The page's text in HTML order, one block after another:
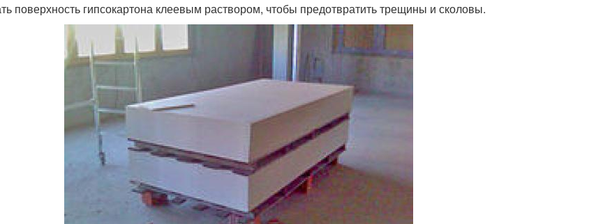
поверхность гипсокартона клеевым раствором, чтобы предотвратить трещины и сколовы.